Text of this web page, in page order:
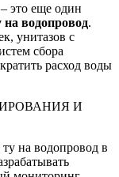
это еще один
на водопровод.
унитазов с
сбора
расход воды
И
на водопровод в